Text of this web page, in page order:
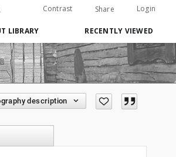
Contrast Share Login
LIBRARY RECENTLY VIEWED
description